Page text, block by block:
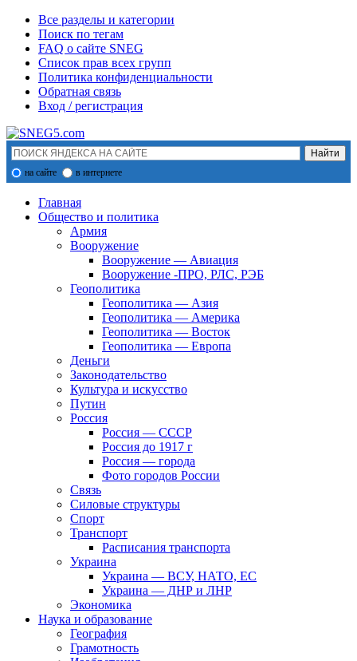
Все разделы и категории
Поиск по тегам
FAQ о сайте SNEG
Список прав всех групп
Политика конфиденциальности
Обратная связь
Вход / регистрация
на сайте в интернете
Главная
Общество и политика
Армия
Вооружение
Вооружение — Авиация
Вооружение -ПРО, РЛС, РЭБ
Геополитика
Геополитика — Азия
Геополитика — Америка
Геополитика — Восток
Геополитика — Европа
Деньги
Законодательство
Культура и искусство
Путин
Россия
Россия — СССР
Россия до 1917 г
Россия — города
Фото городов России
Связь
Силовые структуры
Спорт
Транспорт
Расписания транспорта
Украина
Украина — ВСУ, НАТО, ЕС
Украина — ДНР и ЛНР
Экономика
Наука и образование
География
Грамотность